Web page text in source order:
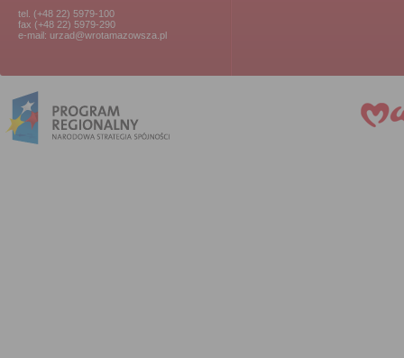
tel. (+48 22) 5979-100
fax (+48 22) 5979-290
e-mail: urzad@wrotamazowsza.pl